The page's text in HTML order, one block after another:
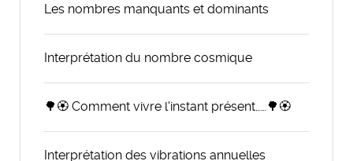
Les nombres manquants et dominants
Interprétation du nombre cosmique
🌳🏵️ Comment vivre l'instant présent……🌳🏵️
Interprétation des vibrations annuelles